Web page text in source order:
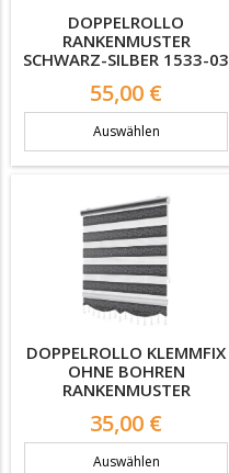
DOPPELROLLO
RANKENMUSTER
SCHWARZ-SILBER 1533-03
Preis
55,00 €
Auswählen
DOPPELROLLO KLEMMFIX
OHNE BOHREN
RANKENMUSTER
Preis
35,00 €
Auswählen